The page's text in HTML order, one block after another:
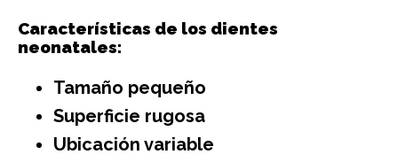
Características de los dientes
neonatales:
Tamaño pequeño
Superficie rugosa
Ubicación variable